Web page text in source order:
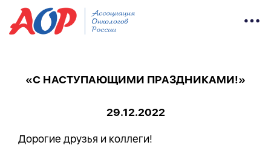
«С НАСТУПАЮЩИМИ ПРАЗДНИКАМИ!»
29.12.2022
Дорогие друзья и коллеги!